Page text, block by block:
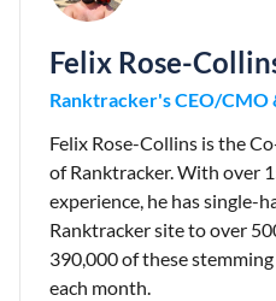
Felix Rose-
Ranktracker's CEO/CMO
Felix Rose-Collins is the
of Ranktracker. With over
experience, he has single-
Ranktracker site to over
390,000 of these
each month.